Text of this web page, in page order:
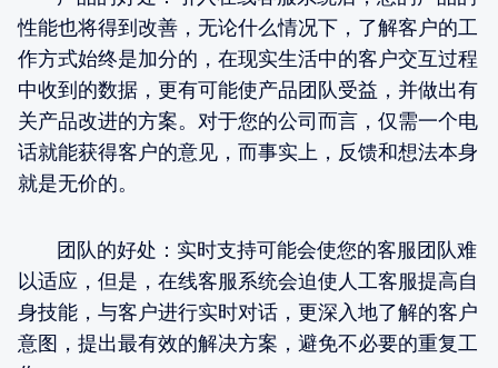
性能也将得到改善，无论什么情况下，了解客户的工
作方式始终是加分的，在现实生活中的客户交互过程
中收到的数据，更有可能使产品团队受益，并做出有
关产品改进的方案。对于您的公司而言，仅需一个电
话就能获得客户的意见，而事实上，反馈和想法本身
就是无价的。
团队的好处：实时支持可能会使您的客服团队难
以适应，但是，在线客服系统会迫使人工客服提高自
身技能，与客户进行实时对话，更深入地了解的客户
意图，提出最有效的解决方案，避免不必要的重复工